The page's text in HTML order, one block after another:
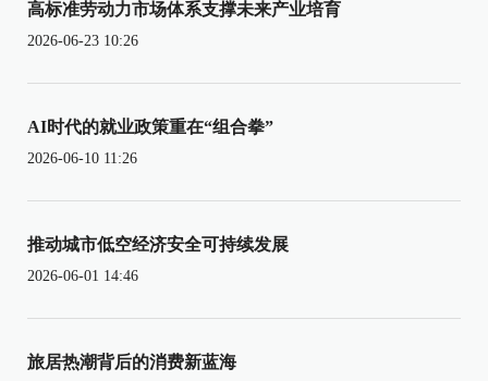
高标准劳动力市场体系支撑未来产业培育
2026-06-23 10:26
AI时代的就业政策重在“组合拳”
2026-06-10 11:26
推动城市低空经济安全可持续发展
2026-06-01 14:46
旅居热潮背后的消费新蓝海